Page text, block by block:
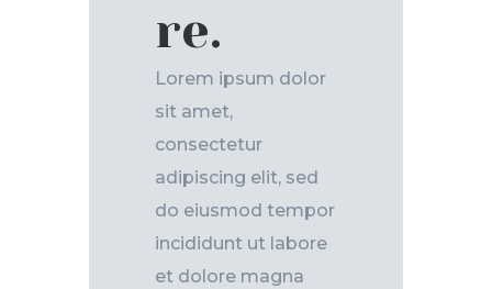
re.
Lorem ipsum dolor
sit amet,
consectetur
adipiscing elit, sed
do eiusmod tempor
incididunt ut labore
et dolore magna